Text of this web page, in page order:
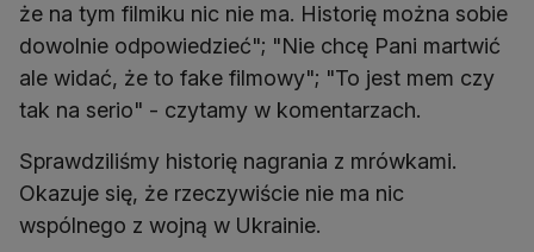
że na tym filmiku nic nie ma. Historię można sobie
dowolnie odpowiedzieć"; "Nie chcę Pani martwić
ale widać, że to fake filmowy"; "To jest mem czy
tak na serio" - czytamy w komentarzach.
Sprawdziliśmy historię nagrania z mrówkami.
Okazuje się, że rzeczywiście nie ma nic
wspólnego z wojną w Ukrainie.